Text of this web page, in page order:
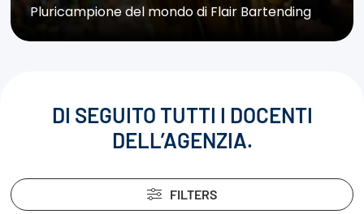
Pluricampione del mondo di Flair Bartending
DI SEGUITO TUTTI I DOCENTI
DELL’AGENZIA.
FILTERS